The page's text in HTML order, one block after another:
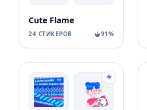
Cute Flame
24 СТИКЕРОВ 91%